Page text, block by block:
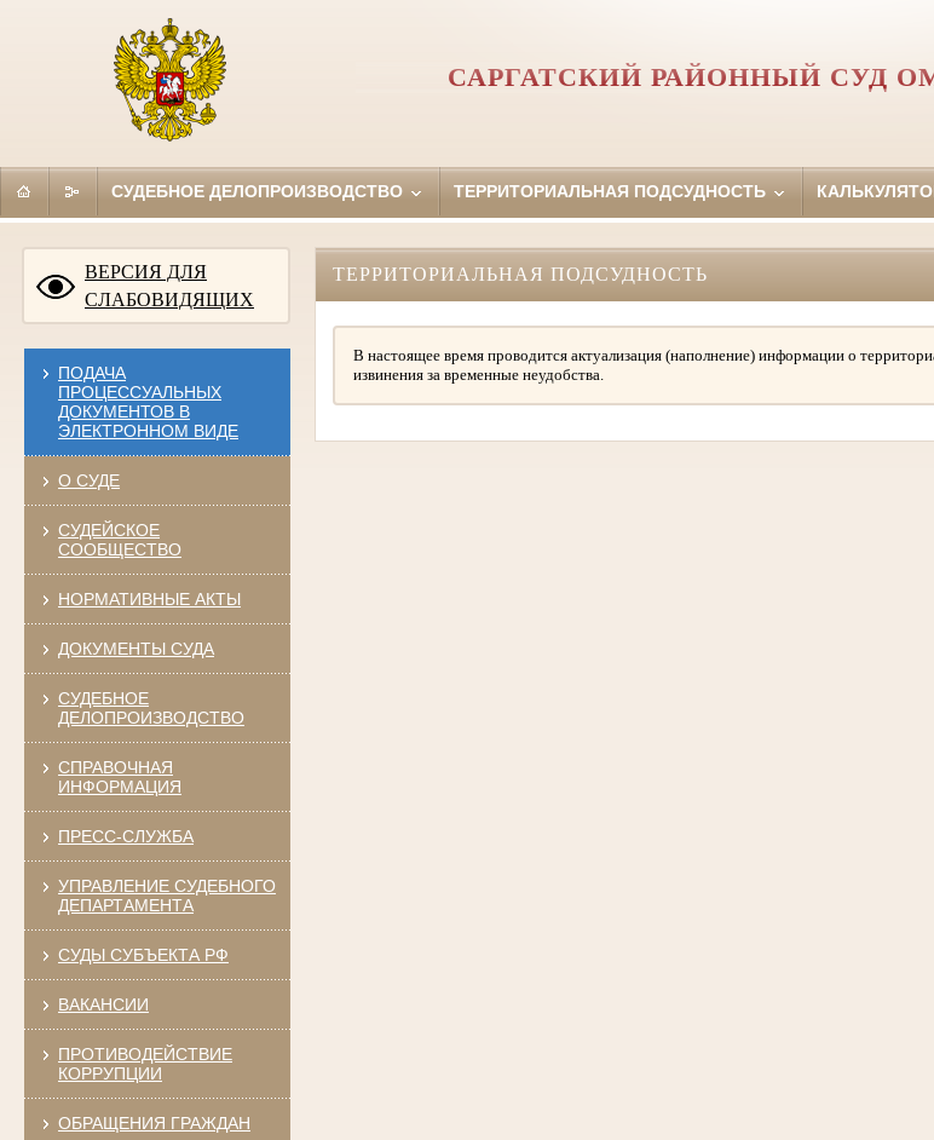
САРГАТСКИЙ РАЙОННЫЙ СУД
СУДЕБНОЕ ДЕЛОПРОИЗВОДСТВО ТЕРРИТОРИАЛЬНАЯ ПОДСУДНОСТЬ
ВЕРСИЯ ДЛЯ
СЛАБОВИДЯЩИХ
ПОДАЧА
ПРОЦЕССУАЛЬНЫХ
ДОКУМЕНТОВ В
ЭЛЕКТРОННОМ ВИДЕ
О СУДЕ
СУДЕЙСКОЕ
СООБЩЕСТВО
НОРМАТИВНЫЕ АКТЫ
ДОКУМЕНТЫ СУДА
СУДЕБНОЕ
ДЕЛОПРОИЗВОДСТВО
СПРАВОЧНАЯ
ИНФОРМАЦИЯ
ПРЕСС-СЛУЖБА
УПРАВЛЕНИЕ СУДЕБНОГО
ДЕПАРТАМЕНТА
СУДЫ СУБЪЕКТА РФ
ВАКАНСИИ
ПРОТИВОДЕЙСТВИЕ
КОРРУПЦИИ
ОБРАЩЕНИЯ ГРАЖДАН
ТЕРРИТОРИАЛЬНАЯ ПОДСУДНОСТЬ
В настоящее время проводится актуализация (наполнение) информации о
извинения за временные неудобства.